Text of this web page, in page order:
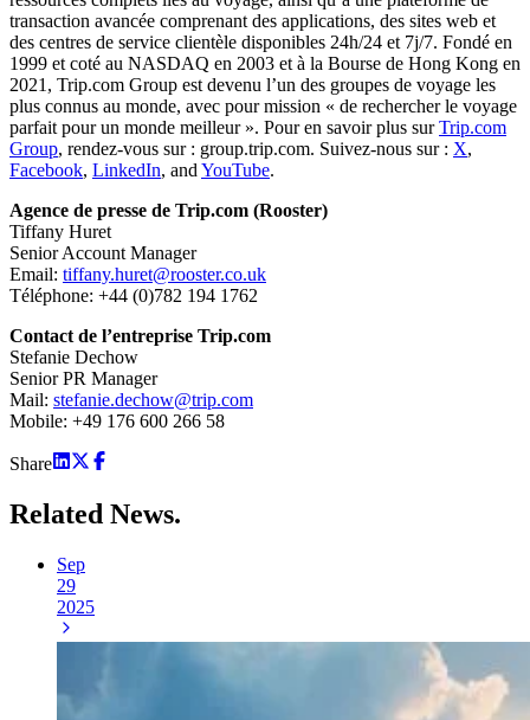
transaction avancée comprenant des applications, des sites web et
des centres de service clientèle disponibles 24h/24 et 7j/7. Fondé en
1999 et coté au NASDAQ en 2003 et à la Bourse de Hong Kong en
2021, Trip.com Group est devenu l’un des groupes de voyage les
plus connus au monde, avec pour mission « de rechercher le voyage
parfait pour un monde meilleur ». Pour en savoir plus surTrip.com
Group, rendez-vous sur : group.trip.com. Suivez-nous sur : X,
Facebook, LinkedIn, and YouTube.
Agence de presse de Trip.com (Rooster)
Tiffany Huret
Senior Account Manager
Email: tiffany.huret@rooster.co.uk
Téléphone: +44 (0)782 194 1762
Contact de l’entreprise Trip.com
Stefanie Dechow
Senior PR Manager
Mail: stefanie.dechow@trip.com
Mobile: +49 176 600 266 58
Share
Related News.
Sep
29
2025